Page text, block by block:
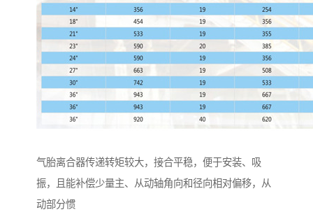
气胎离合器传递转矩较大，接合平稳，便于安装、吸
振，且能补偿少量主、从动轴角向和径向相对偏移，从
动部分惯